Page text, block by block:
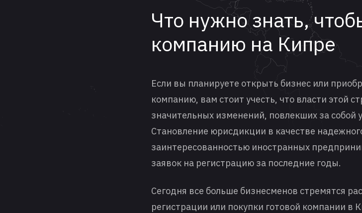
Что нужно знать,
компанию на Кипре
Если вы планируете открыть бизнес или
компанию, вам стоит учесть, что власти этой
значительных изменений, повлекших за собой
Становление юрисдикции в качестве
заинтересованностью иностранных
заявок на регистрацию за последние годы.
Сегодня все больше бизнесменов стремятся
регистрации или покупки готовой компании в